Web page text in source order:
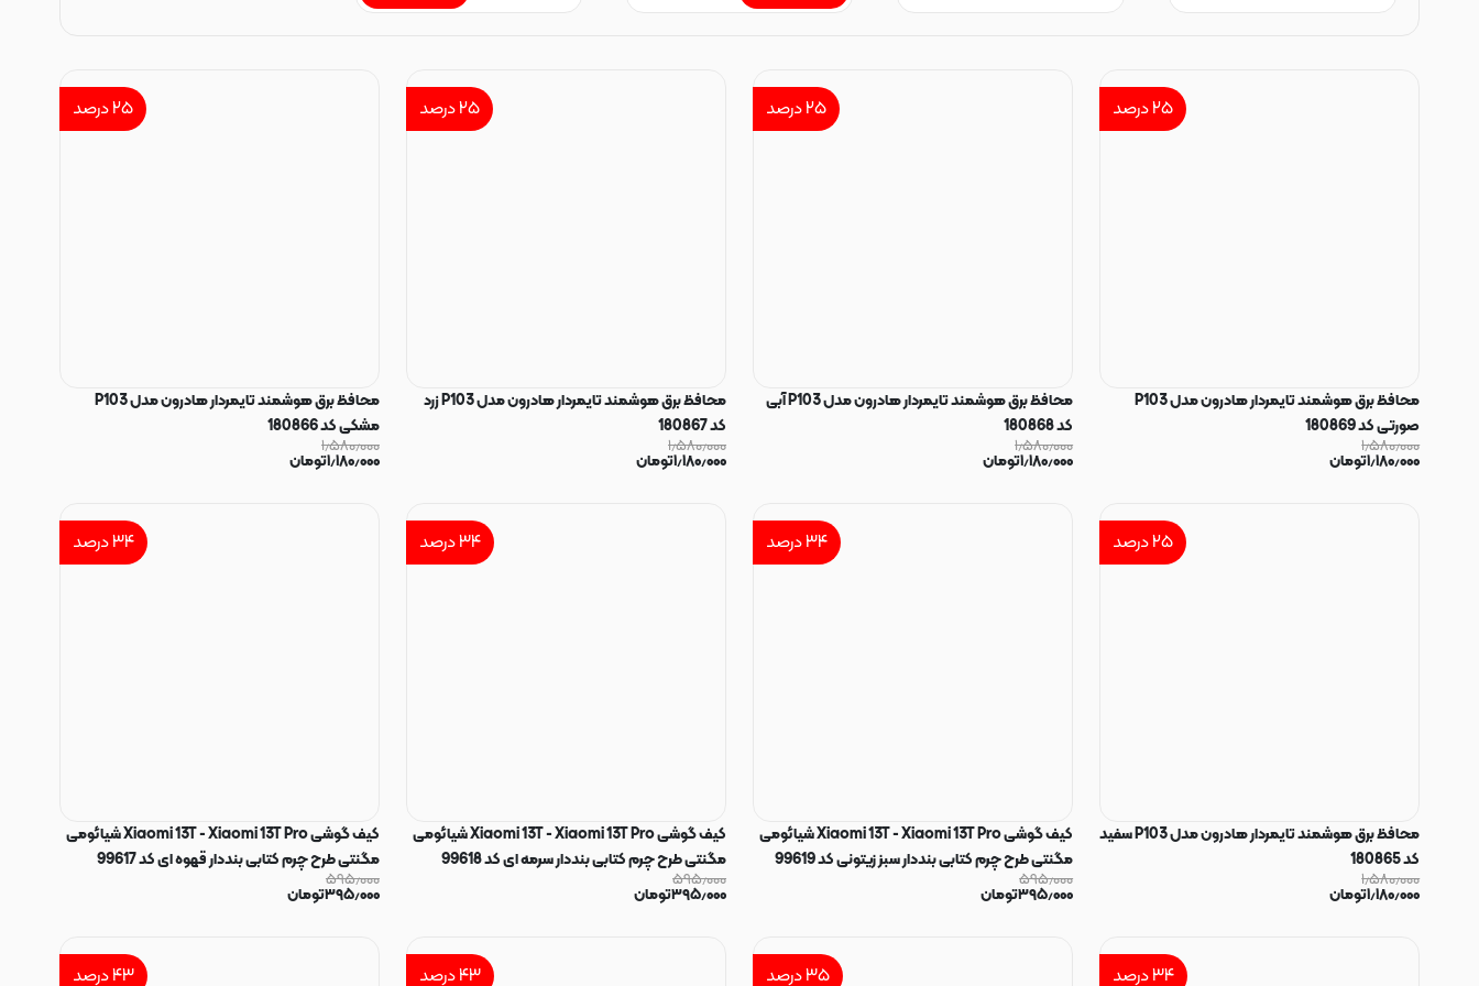
۲۵درصد
محافظ برق هوشمند تایمردار هادرون مدل P103
صورتی کد 180869
۱٫۵۸۰٫۰۰۰
۱٫۱۸۰٫۰۰۰تومان
۲۵درصد
محافظ برق هوشمند تایمردار هادرون مدل P103 آبی
کد 180868
۱٫۵۸۰٫۰۰۰
۱٫۱۸۰٫۰۰۰تومان
۲۵درصد
محافظ برق هوشمند تایمردار هادرون مدل P103 زرد
کد 180867
۱٫۵۸۰٫۰۰۰
۱٫۱۸۰٫۰۰۰تومان
۲۵درصد
محافظ برق هوشمند تایمردار هادرون مدل P103
مشکی کد 180866
۱٫۵۸۰٫۰۰۰
۱٫۱۸۰٫۰۰۰تومان
۲۵درصد
محافظ برق هوشمند تایمردار هادرون مدل P103 سفید
کد 180865
۱٫۵۸۰٫۰۰۰
۱٫۱۸۰٫۰۰۰تومان
۳۴درصد
کیف گوشی Xiaomi 13T - Xiaomi 13T Pro شیائومی
مگنتی طرح چرم کتابی بنددار سبز زیتونی کد 99619
۵۹۵٫۰۰۰
۳۹۵٫۰۰۰تومان
۳۴درصد
کیف گوشی Xiaomi 13T - Xiaomi 13T Pro شیائومی
مگنتی طرح چرم کتابی بنددار سرمه ای کد 99618
۵۹۵٫۰۰۰
۳۹۵٫۰۰۰تومان
۳۴درصد
کیف گوشی Xiaomi 13T - Xiaomi 13T Pro شیائومی
مگنتی طرح چرم کتابی بنددار قهوه ای کد 99617
۵۹۵٫۰۰۰
۳۹۵٫۰۰۰تومان
۳۴درصد ۳۵درصد ۴۳درصد ۴۳درصد